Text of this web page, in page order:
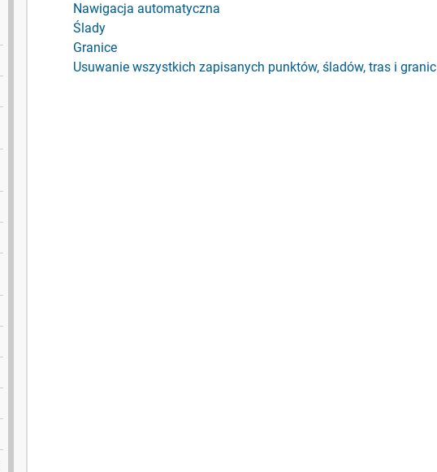
Nawigacja automatyczna
Ślady
Granice
Usuwanie wszystkich zapisanych punktów, śladów, tras i granic